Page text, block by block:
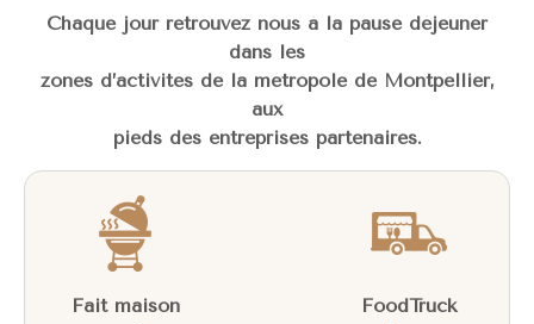
Chaque jour retrouvez nous à la pause déjeuner
dans les
zones d’activités de la métropole de Montpellier,
aux
pieds des entreprises partenaires.
Fait maison FoodTruck